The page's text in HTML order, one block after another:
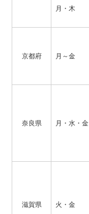
月・木
京都府 月～金
奈良県 月・水・金
滋賀県 火・金